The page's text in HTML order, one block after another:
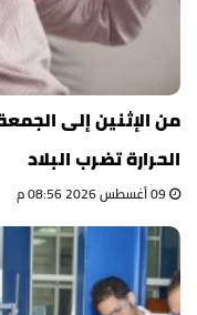
من الإثنين إلى
الحرارة تضرب البلاد